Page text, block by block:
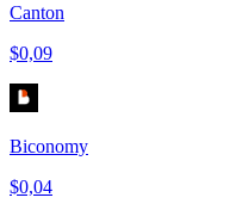
Canton
$0,09
Biconomy
$0,04